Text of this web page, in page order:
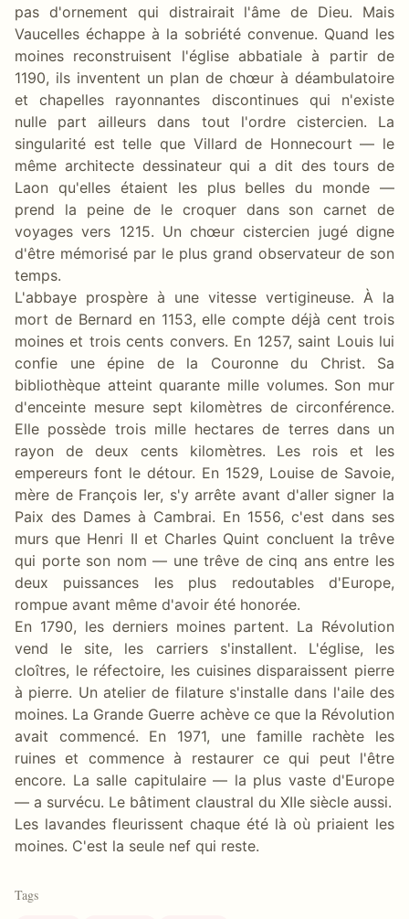
pas d'ornement qui distrairait l'âme de Dieu. Mais
Vaucelles échappe à la sobriété convenue. Quand les
moines reconstruisent l'église abbatiale à partir de
1190, ils inventent un plan de chœur à déambulatoire
et chapelles rayonnantes discontinues qui n'existe
nulle part ailleurs dans tout l'ordre cistercien. La
singularité est telle que Villard de Honnecourt — le
même architecte dessinateur qui a dit des tours de
Laon qu'elles étaient les plus belles du monde —
prend la peine de le croquer dans son carnet de
voyages vers 1215. Un chœur cistercien jugé digne
d'être mémorisé par le plus grand observateur de son
temps.
L'abbaye prospère à une vitesse vertigineuse. À la
mort de Bernard en 1153, elle compte déjà cent trois
moines et trois cents convers. En 1257, saint Louis lui
confie une épine de la Couronne du Christ. Sa
bibliothèque atteint quarante mille volumes. Son mur
d'enceinte mesure sept kilomètres de circonférence.
Elle possède trois mille hectares de terres dans un
rayon de deux cents kilomètres. Les rois et les
empereurs font le détour. En 1529, Louise de Savoie,
mère de François Ier, s'y arrête avant d'aller signer la
Paix des Dames à Cambrai. En 1556, c'est dans ses
murs que Henri II et Charles Quint concluent la trêve
qui porte son nom — une trêve de cinq ans entre les
deux puissances les plus redoutables d'Europe,
rompue avant même d'avoir été honorée.
En 1790, les derniers moines partent. La Révolution
vend le site, les carriers s'installent. L'église, les
cloîtres, le réfectoire, les cuisines disparaissent pierre
à pierre. Un atelier de filature s'installe dans l'aile des
moines. La Grande Guerre achève ce que la Révolution
avait commencé. En 1971, une famille rachète les
ruines et commence à restaurer ce qui peut l'être
encore. La salle capitulaire — la plus vaste d'Europe
— a survécu. Le bâtiment claustral du XIIe siècle aussi.
Les lavandes fleurissent chaque été là où priaient les
moines. C'est la seule nef qui reste.
Tags